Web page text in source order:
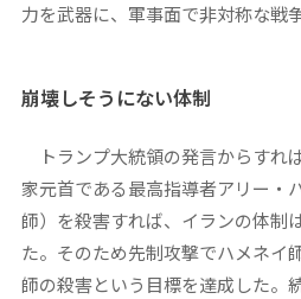
力を武器に、軍事面で非対称な戦
崩壊しそうにない体制
トランプ大統領の発言からすれ
家元首である最高指導者アリー・
師）を殺害すれば、イランの体制
た。そのため先制攻撃でハメネイ
師の殺害という目標を達成した。